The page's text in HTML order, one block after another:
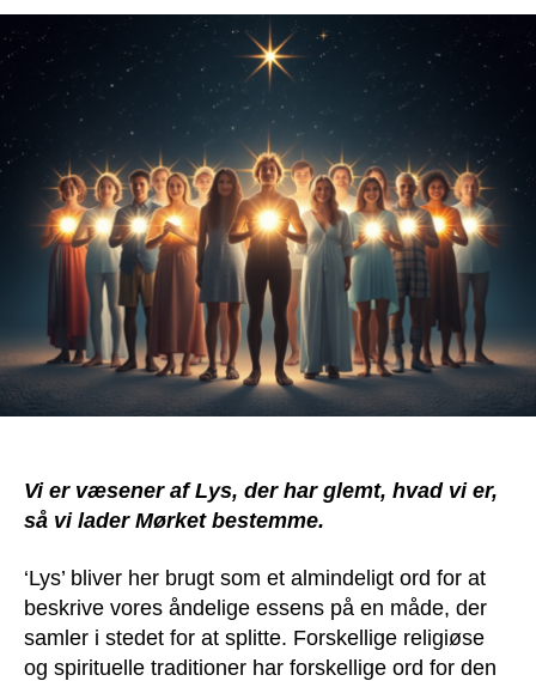
Vi er væsener af Lys, der har glemt, hvad vi er,
så vi lader Mørket bestemme.
‘Lys’ bliver her brugt som et almindeligt ord for at
beskrive vores åndelige essens på en måde, der
samler i stedet for at splitte. Forskellige religiøse
og spirituelle traditioner har forskellige ord for den